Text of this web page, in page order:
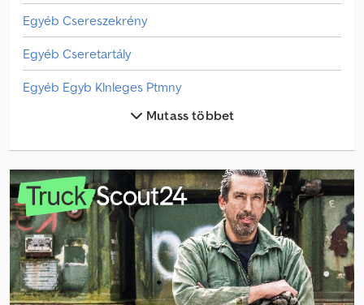
Egyéb Csereszekrény
Egyéb Cseretartály
Egyéb Egyb Klnleges Ptmny
Egyéb Fa Szállító
Egyéb Felépítmény
Egyéb Hutodobozos Csereszekrény
Egyéb Konténerrakodó
Egyéb Könnyu Szállító
Mutass többet